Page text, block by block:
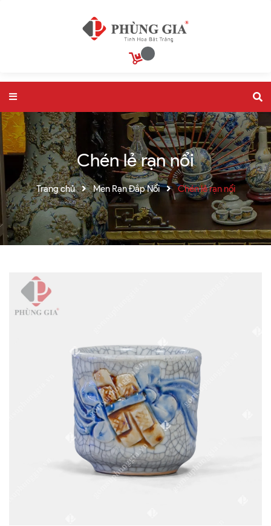
Chén lẻ rạn nổi
Trang chủ Men Rạn Đắp Nổi Chén lẻ rạn nổi